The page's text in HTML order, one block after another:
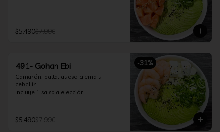
$5.490$7.990
-31%
491- Gohan Ebi
Camarón, palta, queso crema y
cebollín
Incluye 1 salsa a elección.
$5.490$7.990